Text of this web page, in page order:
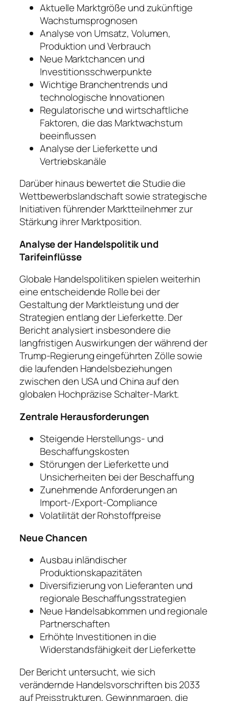
Aktuelle Marktgröße und zukünftige
Wachstumsprognosen
Analyse von Umsatz, Volumen,
Produktion und Verbrauch
Neue Marktchancen und
Investitionsschwerpunkte
Wichtige Branchentrends und
technologische Innovationen
Regulatorische und wirtschaftliche
Faktoren, die das Marktwachstum
beeinflussen
Analyse der Lieferkette und
Vertriebskanäle
Darüber hinaus bewertet die Studie die
Wettbewerbslandschaft sowie strategische
Initiativen führender Marktteilnehmer zur
Stärkung ihrer Marktposition.
Analyse der Handelspolitik und
Tarifeinflüsse
Globale Handelspolitiken spielen weiterhin
eine entscheidende Rolle bei der
Gestaltung der Marktleistung und der
Strategien entlang der Lieferkette. Der
Bericht analysiert insbesondere die
langfristigen Auswirkungen der während der
Trump-Regierung eingeführten Zölle sowie
die laufenden Handelsbeziehungen
zwischen den USA und China auf den
globalen Hochpräzise Schalter-Markt.
Zentrale Herausforderungen
Steigende Herstellungs- und
Beschaffungskosten
Störungen der Lieferkette und
Unsicherheiten bei der Beschaffung
Zunehmende Anforderungen an
Import-/Export-Compliance
Volatilität der Rohstoffpreise
Neue Chancen
Ausbau inländischer
Produktionskapazitäten
Diversifizierung von Lieferanten und
regionale Beschaffungsstrategien
Neue Handelsabkommen und regionale
Partnerschaften
Erhöhte Investitionen in die
Widerstandsfähigkeit der Lieferkette
Der Bericht untersucht, wie sich
verändernde Handelsvorschriften bis 2033
auf Preisstrukturen, Gewinnmargen, die